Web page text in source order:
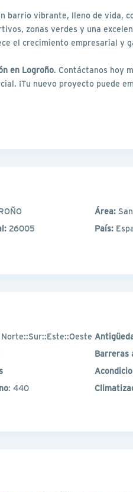
barrio vibrante, lleno de vida,
zonas verdes y una
el crecimiento empresarial y
en Logroño. Contáctanos hoy
¡Tu nuevo proyecto puede
Área:
26005 País:
Barreras
: 440